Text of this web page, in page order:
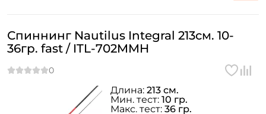
Спиннинг Nautilus Integral 213см. 10-
36гр. fast / ITL-702MMH
Длина: 213 см.
Мин. тест: 10 гр.
Макс. тест: 36 гр.